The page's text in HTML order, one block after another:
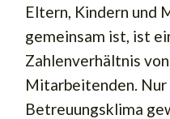
Eltern, Kindern und
gemeinsam ist, ist
Zahlenverhältnis
Mitarbeitenden. Nur
Betreuungsklima